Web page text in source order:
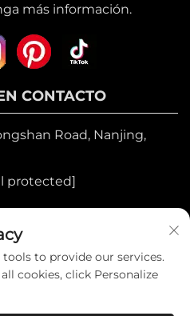
más información.
CONTACTO
Road, Nanjing,
protected]
2025 por Heniemo
Ltd. — Política de
to provide our services.
cookies, click Personalize